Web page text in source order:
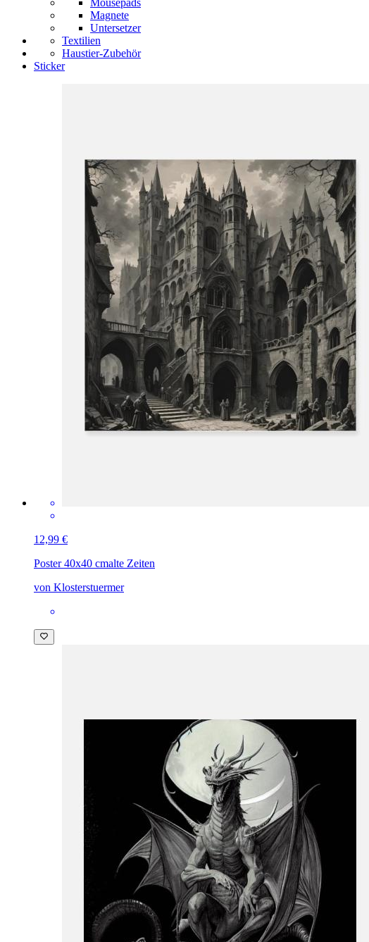
Magnete
Untersetzer
Textilien
Haustier-Zubehör
Sticker
12,99 €
Poster 40x40 cmalte Zeiten
von Klosterstuermer